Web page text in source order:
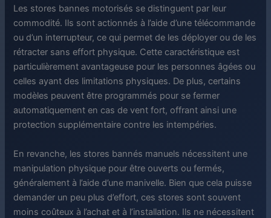
Les stores bannes motorisés se distinguent par leur
commodité. Ils sont actionnés à l’aide d’une télécommande
ou d’un interrupteur, ce qui permet de les déployer ou de les
rétracter sans effort physique. Cette caractéristique est
particulièrement avantageuse pour les personnes âgées ou
celles ayant des limitations physiques. De plus, certains
modèles peuvent être programmés pour se fermer
automatiquement en cas de vent fort, offrant ainsi une
protection supplémentaire contre les intempéries.
En revanche, les stores bannés manuels nécessitent une
manipulation physique pour être ouverts ou fermés,
généralement à l’aide d’une manivelle. Bien que cela puisse
demander un peu plus d’effort, ces stores sont souvent
moins coûteux à l’achat et à l’installation. Ils ne nécessitent